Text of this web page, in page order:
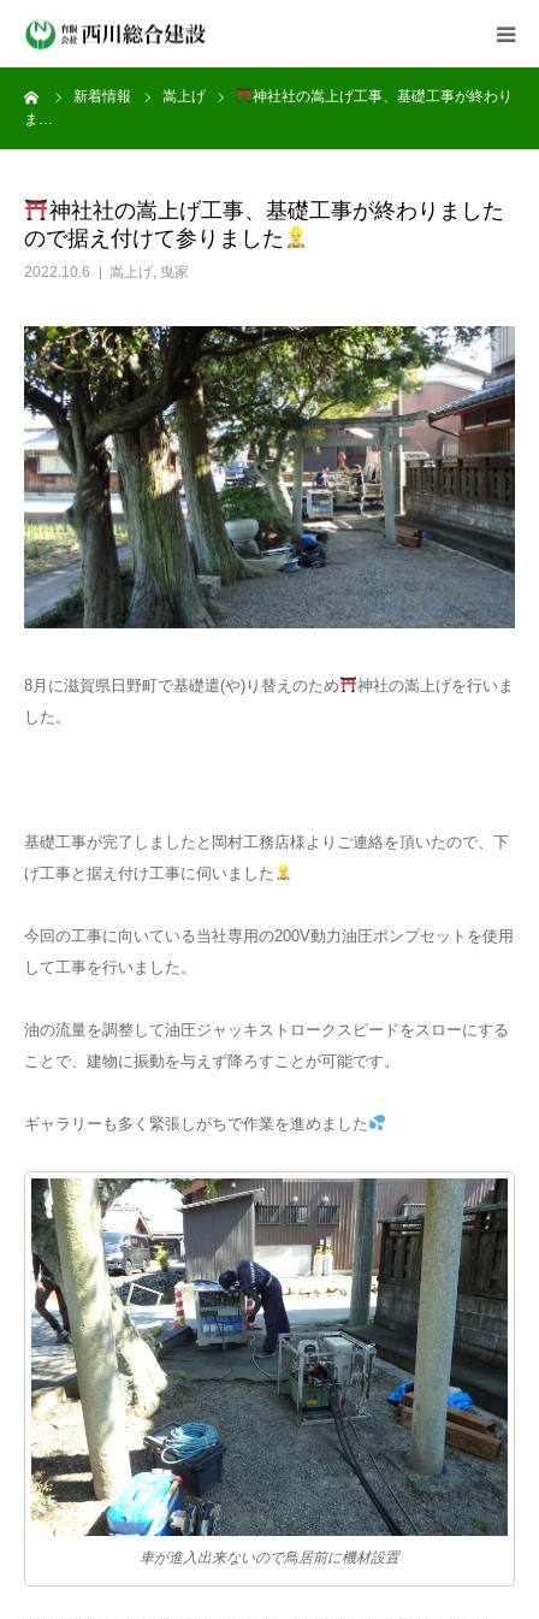
新着情報 嵩上げ
神社社の嵩上げ工事、基礎工事が終わり
ま…
神社社の嵩上げ工事、基礎工事が終わりました
ので据え付けて参りました
2022.10.6 嵩上げ, 曳家
8月に滋賀県日野町で基礎遣(や)り替えのため
神社の嵩上げを行いま
した。
基礎工事が完了しましたと岡村工務店様よりご連絡を頂いたので、下
げ工事と据え付け工事に伺いました
今回の工事に向いている当社専用の200V動力油圧ポンプセットを使用
して工事を行いました。
油の流量を調整して油圧ジャッキストロークスピードをスローにする
ことで、建物に振動を与えず降ろすことが可能です。
ギャラリーも多く緊張しがちで作業を進めました
車が進入出来ないので鳥居前に機材設置
会社案内
施工実績
よくある質問
採用情報
お問い合わせ
LINEでのお問い合わせ